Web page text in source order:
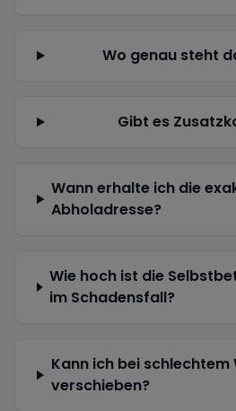
Wo genau steht
Gibt es
Wann erhalte ich die
Abholadresse?
Wie hoch ist die
im Schadensfall?
Kann ich bei schlechtem
verschieben?